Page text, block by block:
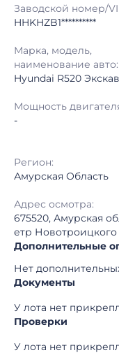
Тип аукциона:
Шаг торгов:
Заводской номер/
HHKHZB1**********
Марка, модель,
наименование авто:
Hyundai R520
Мощность
-
Регион:
Амурская Область
Адрес осмотра:
675520, Амурская
етр Новотроицкого
Дополнительные
Нет
Документы
У лота нет
Проверки
У лота нет